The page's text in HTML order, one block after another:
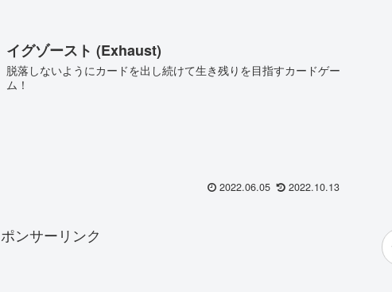
イグゾースト (Exhaust)
脱落しないようにカードを出し続けて生き残りを目指すカードゲー
ム！
2022.06.05 2022.10.13
ンサーリンク